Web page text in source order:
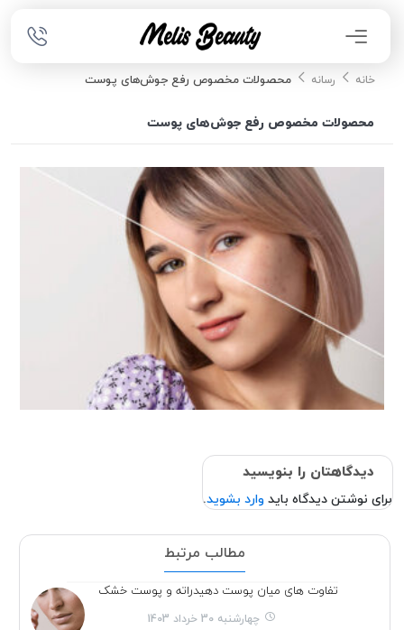
خانه رسانه محصولات مخصوص رفع جوش‌های پوست
محصولات مخصوص رفع جوش‌های پوست
دیدگاهتان را بنویسید
برای نوشتن دیدگاه باید وارد بشوید.
مطالب مرتبط
تفاوت های میان پوست دهیدراته و پوست خشک
چهارشنبه 30 خرداد 1403